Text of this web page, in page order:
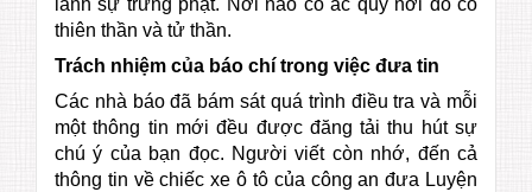
lãnh sự trừng phạt. Nơi nào có ác quỷ nơi đó có
thiên thần và tử thần.
Trách nhiệm của báo chí trong việc đưa tin
Các nhà báo đã bám sát quá trình điều tra và mỗi
một thông tin mới đều được đăng tải thu hút sự
chú ý của bạn đọc. Người viết còn nhớ, đến cả
thông tin về chiếc xe ô tô của công an đưa Luyện